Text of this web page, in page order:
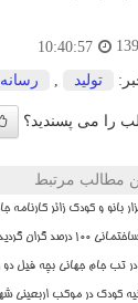
10:40:57
تولید رسانه
را می پسندید؟
مطالب مرتبط
گران گردید
تب جام جهانی بچه فیل دو
کودک در موکب اربعینی